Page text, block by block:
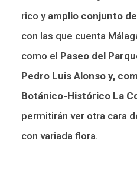
rico y amplio conjunto
con las que cuenta
como el Paseo del
Pedro Luis Alonso y,
Botánico-Histórico La
permitirán ver otra cara
con variada flora.